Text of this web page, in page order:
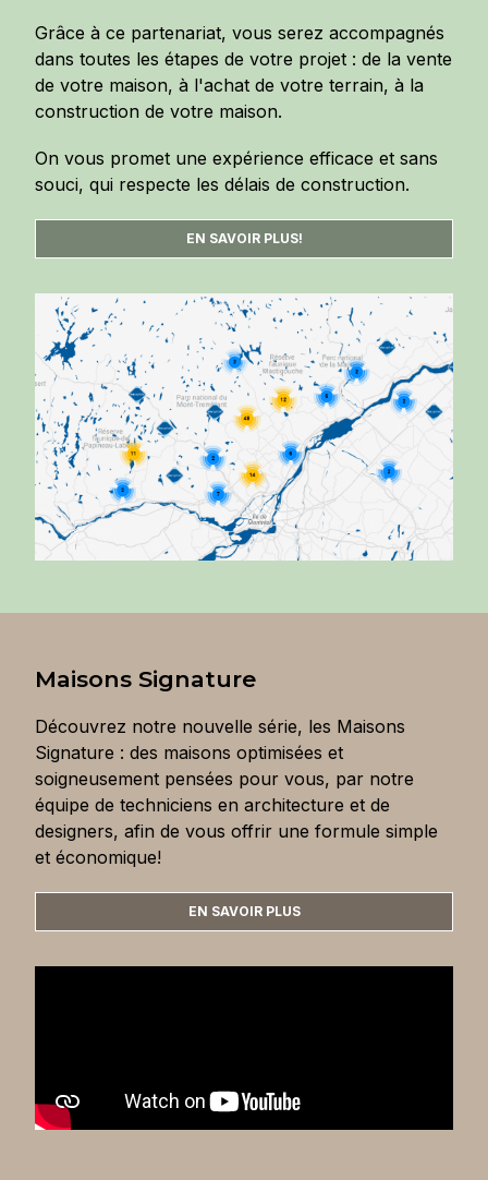
Grâce à ce partenariat, vous serez accompagnés
dans toutes les étapes de votre projet : de la vente
de votre maison, à l'achat de votre terrain, à la
construction de votre maison.
On vous promet une expérience efficace et sans
souci, qui respecte les délais de construction.
EN SAVOIR PLUS!
Maisons Signature
Découvrez notre nouvelle série, les Maisons
Signature : des maisons optimisées et
soigneusement pensées pour vous, par notre
équipe de techniciens en architecture et de
designers, afin de vous offrir une formule simple
et économique!
EN SAVOIR PLUS